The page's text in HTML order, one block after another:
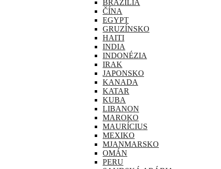
BRAZÍLIA
ČÍNA
EGYPT
GRUZÍNSKO
HAITI
INDIA
INDONÉZIA
IRAK
JAPONSKO
KANADA
KATAR
KUBA
LIBANON
MAROKO
MAURÍCIUS
MEXIKO
MJANMARSKO
OMÁN
PERU